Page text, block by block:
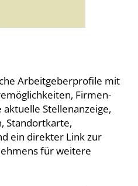
Arbeitgeberprofile mit
Firmen-
Stellenanzeige,
Standortkarte,
ein direkter Link zur
für weitere